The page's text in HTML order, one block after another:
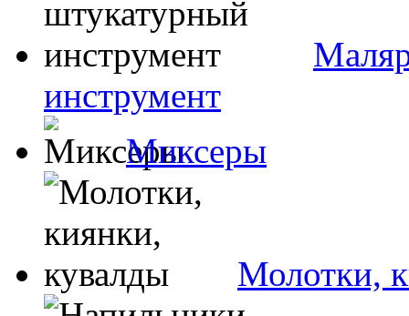
инструмент
Миксеры
Молотки,